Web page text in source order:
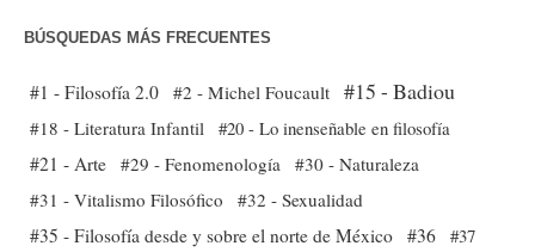
BÚSQUEDAS MÁS FRECUENTES
#1 - Filosofía 2.0 #2 - Michel Foucault #15 - Badiou
#18 - Literatura Infantil #20 - Lo inenseñable en filosofía
#21 - Arte #29 - Fenomenología
#30 - Naturaleza
#31 - Vitalismo Filosófico
#32 - Sexualidad
#35 - Filosofía desde y sobre el norte de México #36 #37